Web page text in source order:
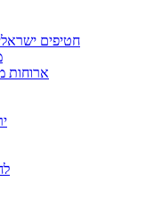
חטיפים
ארוחות